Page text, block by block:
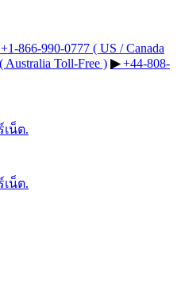
866-990-0777 ( US / Canada
Australia Toll-Free ) ▶︎+44-808-
น็ต.
น็ต.